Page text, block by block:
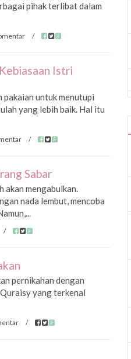
pihak terlibat dalam
/
Istri
pakaian untuk menutupi
yang lebih baik. Hal itu
/
Sabar
akan mengabulkan.
nada lembut, mencoba
/
pernikahan dengan
yang terkenal
/